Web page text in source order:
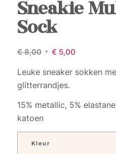
Sneakie
Sock
€8,00 Oorspronkelijke
was:
€ 8,00.
€ 5,00Huidige
is:
Leuke sneaker sokken
glitterrandjes.
15% metallic, 5%
katoen
Kleur